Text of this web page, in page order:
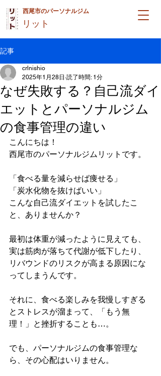
西尾市のパーソナルジム
リット
記事
なぜ失敗する？自己流ダイ
エットとパーソナルジム
の食事管理の違い
crlnishio
2025年1月28日 読了時間: 1分
こんにちは！
西尾市のパーソナルジムリットです。
「食べる量を減らせば痩せる」
「炭水化物を抜けばいい」
こんな自己流ダイエットを試したこ
と、ありませんか？
最初は体重が減ったように見えても、
実は筋肉が落ちて代謝が低下したり、
リバウンドのリスクが高まる原因にな
ってしまうんです。
それに、食べる楽しみを我慢しすぎる
とストレスが溜まって、「もう無
理！」と挫折することも…。
でも、パーソナルジムの食事管理な
ら、その心配はいりません。